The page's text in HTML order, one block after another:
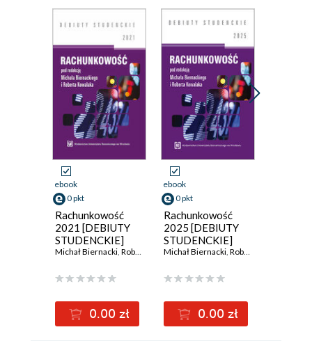
ebook
0 pkt
Rachunkowość
2021 [DEBIUTY
STUDENCKIE]
Michał Biernacki Robert Kowalak
0.00 zł
ebook
0 pkt
Rachunkowość
2025 [DEBIUTY
STUDENCKIE]
Michał Biernacki Robert Kowalak red.
0.00 zł